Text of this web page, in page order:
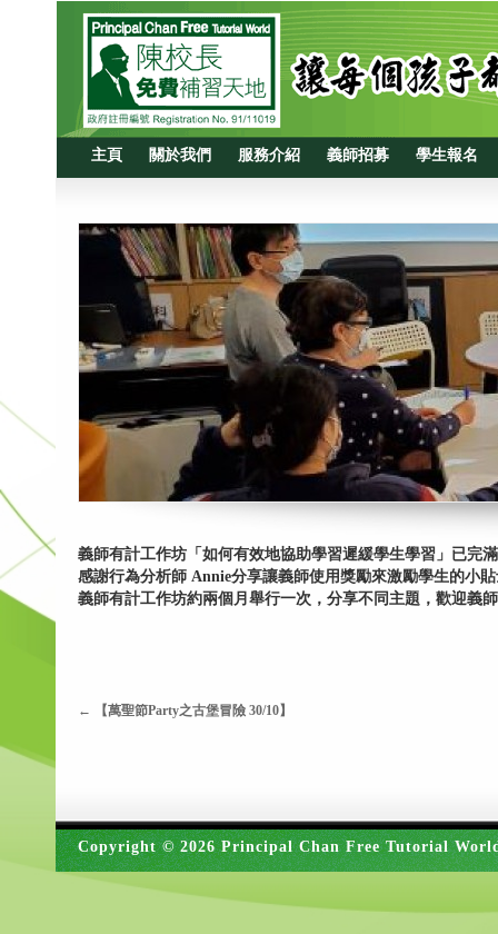
主頁 關於我們 服務介紹 義師招募 學生報名
義師有計工作坊「如何有效地協助學習遲緩學生學習」已完
感謝行為分析師 Annie分享讓義師使用獎勵來激勵學生的小
義師有計工作坊約兩個月舉行一次，分享不同主題，歡迎義
← 【萬聖節Party之古堡冒險 30/10】
Copyright © 2026 Principal Chan Free Tutorial